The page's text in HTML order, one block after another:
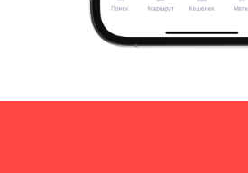
СОГЛАСИЕ НА ИСПОЛЬЗОВАНИЕ
COOKIE-ФАЙЛОВ И ЯНДЕКС.
на использование cookie